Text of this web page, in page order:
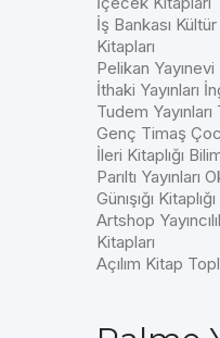
İş Bankası
Kitapları
Pelikan Yayınevi
İthaki Yayınları
Tudem
Genç Timaş
İleri Kitaplığı
Parıltı Yayınları
Günışığı
Artshop
Kitapları
Açılım Kitap